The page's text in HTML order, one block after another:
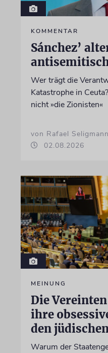
KOMMENTAR
Sánchez’
Wer trägt die
Katastrophe in
nicht »die Zionisten«
von Rafael Seligmann
02.08.2026
MEINUNG
Die
ihre
den
Warum der